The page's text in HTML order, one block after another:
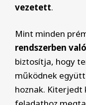
vezetett.
Mint minden
rendszerben
biztosítja, hogy
működnek
hoznak. Kiterjedt